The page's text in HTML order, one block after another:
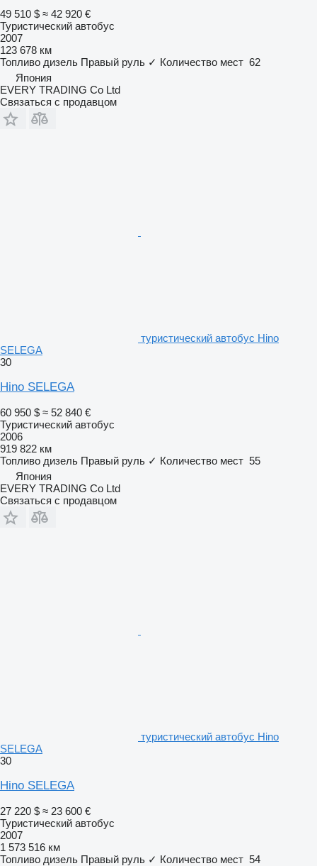
49 510 $ ≈ 42 920 €
Туристический автобус
2007
123 678 км
Топливо дизель Правый руль ✓ Количество мест 62
Япония
EVERY TRADING Co Ltd
Связаться с продавцом
туристический автобус Hino
SELEGA
30
Hino SELEGA
60 950 $ ≈ 52 840 €
Туристический автобус
2006
919 822 км
Топливо дизель Правый руль ✓ Количество мест 55
Япония
EVERY TRADING Co Ltd
Связаться с продавцом
туристический автобус Hino
SELEGA
30
Hino SELEGA
27 220 $ ≈ 23 600 €
Туристический автобус
2007
1 573 516 км
Топливо дизель Правый руль ✓ Количество мест 54